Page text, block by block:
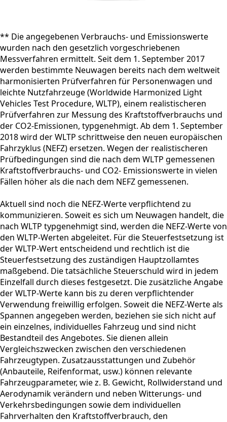
** Die angegebenen Verbrauchs- und Emissionswerte
wurden nach den gesetzlich vorgeschriebenen
Messverfahren ermittelt. Seit dem 1. September 2017
werden bestimmte Neuwagen bereits nach dem weltweit
harmonisierten Prüfverfahren für Personenwagen und
leichte Nutzfahrzeuge (Worldwide Harmonized Light
Vehicles Test Procedure, WLTP), einem realistischeren
Prüfverfahren zur Messung des Kraftstoffverbrauchs und
der CO2-Emissionen, typgenehmigt. Ab dem 1. September
2018 wird der WLTP schrittweise den neuen europäischen
Fahrzyklus (NEFZ) ersetzen. Wegen der realistischeren
Prüfbedingungen sind die nach dem WLTP gemessenen
Kraftstoffverbrauchs- und CO2- Emissionswerte in vielen
Fällen höher als die nach dem NEFZ gemessenen.
Aktuell sind noch die NEFZ-Werte verpflichtend zu
kommunizieren. Soweit es sich um Neuwagen handelt, die
nach WLTP typgenehmigt sind, werden die NEFZ-Werte von
den WLTP-Werten abgeleitet. Für die Steuerfestsetzung ist
der WLTP-Wert entscheidend und rechtlich ist die
Steuerfestsetzung des zuständigen Hauptzollamtes
maßgebend. Die tatsächliche Steuerschuld wird in jedem
Einzelfall durch dieses festgesetzt. Die zusätzliche Angabe
der WLTP-Werte kann bis zu deren verpflichtender
Verwendung freiwillig erfolgen. Soweit die NEFZ-Werte als
Spannen angegeben werden, beziehen sie sich nicht auf
ein einzelnes, individuelles Fahrzeug und sind nicht
Bestandteil des Angebotes. Sie dienen allein
Vergleichszwecken zwischen den verschiedenen
Fahrzeugtypen. Zusatzausstattungen und Zubehör
(Anbauteile, Reifenformat, usw.) können relevante
Fahrzeugparameter, wie z. B. Gewicht, Rollwiderstand und
Aerodynamik verändern und neben Witterungs- und
Verkehrsbedingungen sowie dem individuellen
Fahrverhalten den Kraftstoffverbrauch, den